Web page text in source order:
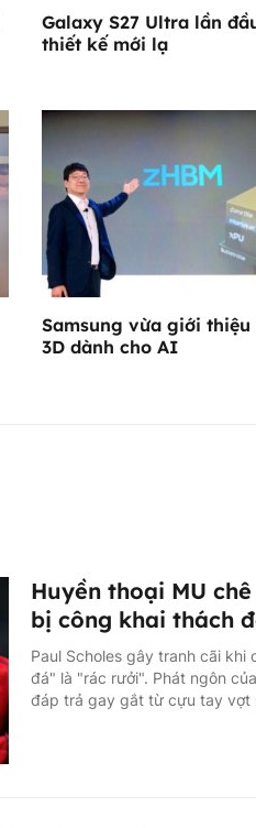
Galaxy S27 Ultra lần
thiết kế mới lạ
Samsung vừa giới thiệu
3D dành cho AI
Huyền thoại MU
bị công khai thách
Paul Scholes gây tranh cãi
đá" là "rác rưởi". Phát ngôn
đáp trả gay gắt từ cựu tay vợt